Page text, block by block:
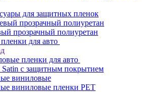
для защитных пленок
прозрачный полиуретан
прозрачный полиуретан
для авто
пленки для авто
Satin с защитным покрытием
виниловые
виниловые пленки PET